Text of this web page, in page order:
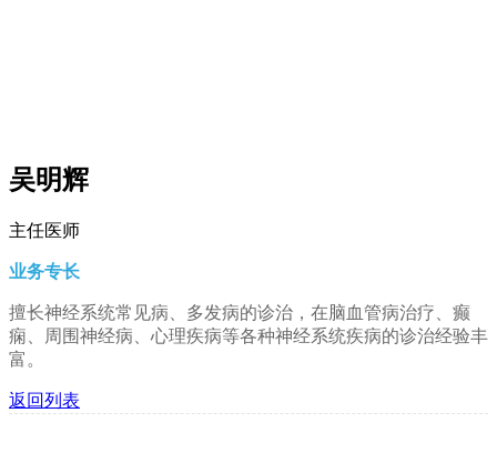
吴明辉
主任医师
业务专长
擅长神经系统常见病、多发病的诊治，在脑血管病治疗、癫
痫、周围神经病、心理疾病等各种神经系统疾病的诊治经验丰
富。
返回列表